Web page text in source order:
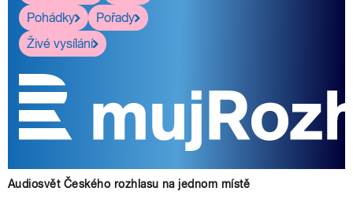
Pohádky
Pořady
Živé vysílání
Audiosvět Českého rozhlasu na jednom místě